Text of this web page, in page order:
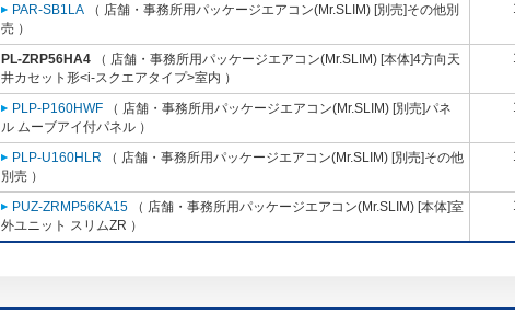
PAR-SB1LA （ 店舗・事務所用パッケージエアコン(Mr.SLIM) [別売]その他別
売 ）
PL-ZRP56HA4 （ 店舗・事務所用パッケージエアコン(Mr.SLIM) [本体]4方向天
井カセット形<i-スクエアタイプ>室内 ）
PLP-P160HWF （ 店舗・事務所用パッケージエアコン(Mr.SLIM) [別売]パネ
ル ムーブアイ付パネル ）
PLP-U160HLR （ 店舗・事務所用パッケージエアコン(Mr.SLIM) [別売]その他
別売 ）
PUZ-ZRMP56KA15 （ 店舗・事務所用パッケージエアコン(Mr.SLIM) [本体]室
外ユニット スリムZR ）